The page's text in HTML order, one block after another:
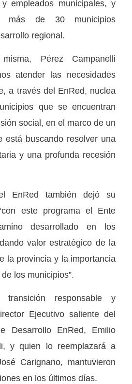
empleados municipales, y
más de 30 municipios
regional.
Pérez Campanelli
atender las necesidades
a través del EnRed, nuclea
que se encuentran
social, en el marco de un
está buscando resolver una
y una profunda recesión
EnRed también dejó su
este programa el Ente
desarrollado en los
valor estratégico de la
la provincia y la importancia
los municipios”.
responsable y
Ejecutivo saliente del
Desarrollo EnRed, Emilio
y quien lo reemplazará a
Carignano, mantuvieron
en los últimos días.